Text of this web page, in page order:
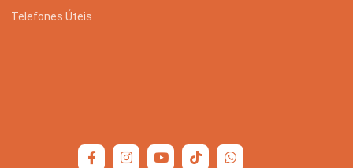
Telefones Úteis